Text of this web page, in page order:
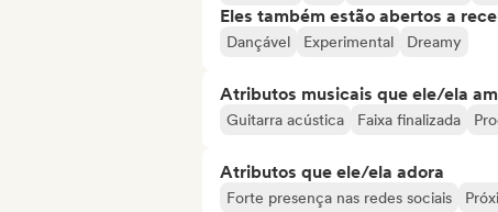
Eles também estão abertos a
Dançável Experimental Dreamy
Atributos musicais que ele/ela
Guitarra acústica Faixa finalizada
Atributos que ele/ela adora
Forte presença nas redes sociais